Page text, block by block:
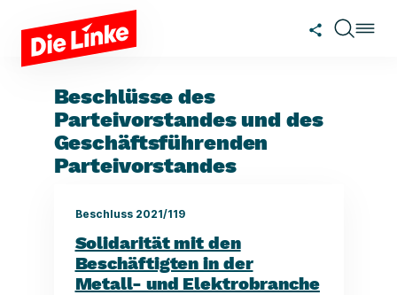
Zum Hauptinhalt springen
Beschlüsse des
Parteivorstandes und des
Geschäftsführenden
Parteivorstandes
Beschluss 2021/119
Solidarität mit den
Beschäftigten in der
Metall- und Elektrobranche